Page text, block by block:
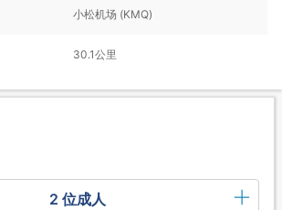
小松机场 (KMQ)
30.1公里
2 位成人